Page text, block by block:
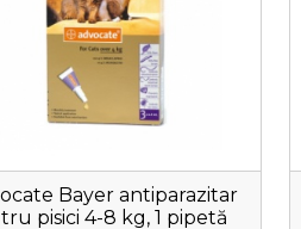
Bayer antiparazitar
pisici 4-8 kg, 1 pipetă